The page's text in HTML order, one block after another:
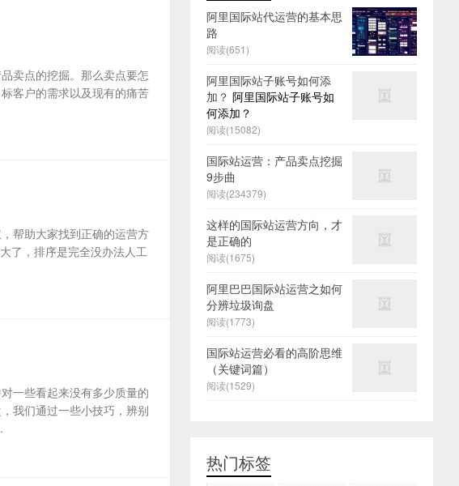
卖点的挖掘。那么卖点要怎
客户的需求以及现有的痛苦
帮助大家找到正确的运营方
了，排序是完全没办法人工
一些看起来没有多少质量的
我们通过一些小技巧，辨别
阿里国际站代运营的基本思
路
阅读(651)
阿里国际站子账号如何添
加？ 阿里国际站子账号如
何添加？
阅读(15082)
国际站运营：产品卖点挖掘
9步曲
阅读(234379)
这样的国际站运营方向，才
是正确的
阅读(1675)
阿里巴巴国际站运营之如何
分辨垃圾询盘
阅读(1773)
国际站运营必看的高阶思维
（关键词篇）
阅读(1529)
热门标签